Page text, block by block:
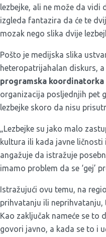
lezbejke, ali ne može da vidi
izgleda fantazira da će te
mozak nego slika dvije
Pošto je medijska slika
heteropatrijahalan diskurs,
programska
organizacija posljednjih pet
lezbejke skoro da nisu
„Lezbejke su jako malo
kultura ili kada javne
angažuje da istražuje
imamo problem da se ‘gej’
Istražujući ovu temu, na
prihvatanju ili neprihvatanju,
Kao zaključak nameće se to
govori javno, a kada se to i